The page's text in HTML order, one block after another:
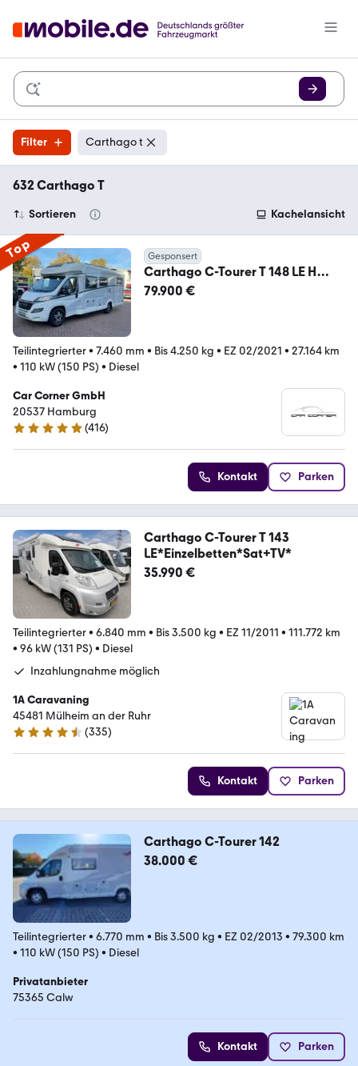
Filter Carthago t
632 Carthago T
Sortieren Kachelansicht
Top Gesponsert
Carthago C-Tourer T 148 LE H
SOLAR TV SAT HUBBETT KAMERA
79.900 €
Teilintegrierter• 7.460 mm • Bis 4.250 kg • EZ 02/2021 • 27.164 km
• 110 kW (150 PS) • Diesel
Car Corner GmbH
20537 Hamburg
4.9 Sterne
(416)
Kontakt Parken
Carthago C-Tourer T 143
LE*Einzelbetten*Sat+TV*
35.990 €
Teilintegrierter• 6.840 mm • Bis 3.500 kg • EZ 11/2011 • 111.772 km
• 96 kW (131 PS) • Diesel
Inzahlungnahme möglich
1A Caravaning
45481 Mülheim an der Ruhr
4.6 Sterne
(335)
Kontakt Parken
Carthago C-Tourer 142
38.000 €
Teilintegrierter• 6.770 mm • Bis 3.500 kg • EZ 02/2013 • 79.300 km
• 110 kW (150 PS) • Diesel
Privatanbieter
75365 Calw
Kontakt Parken